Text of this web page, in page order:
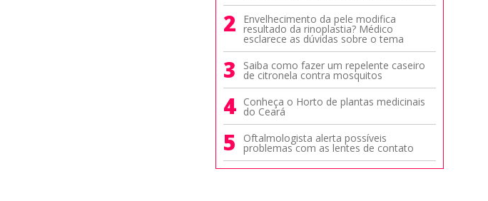
2 Envelhecimento da pele modifica
resultado da rinoplastia? Médico
esclarece as dúvidas sobre o tema
3 Saiba como fazer um repelente caseiro
de citronela contra mosquitos
4 Conheça o Horto de plantas medicinais
do Ceará
5 Oftalmologista alerta possíveis
problemas com as lentes de contato